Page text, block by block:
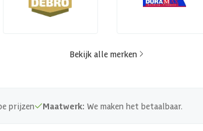
Bekijk alle merken
prijzen Maatwerk: We maken het betaalbaar.